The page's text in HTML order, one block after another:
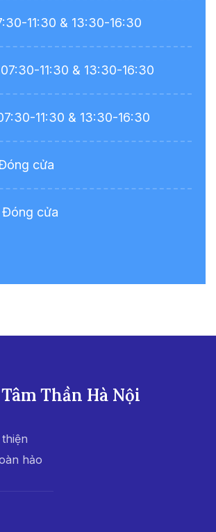
11:30 & 13:30-16:30
07:30-11:30 & 13:30-16:30
11:30 & 13:30-16:30
cửa
Đóng cửa
Thần Hà Nội
hảo